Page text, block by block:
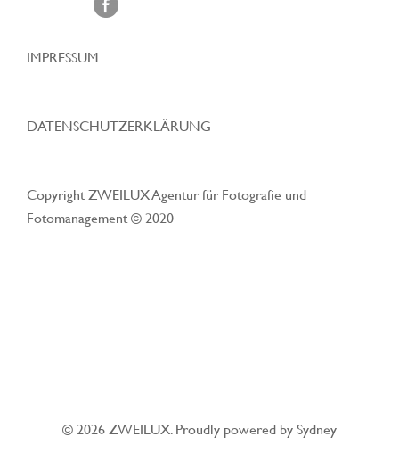
IMPRESSUM
DATENSCHUTZERKLÄRUNG
Copyright ZWEILUX Agentur für Fotografie und
Fotomanagement © 2020
© 2026 ZWEILUX. Proudly powered bySydney